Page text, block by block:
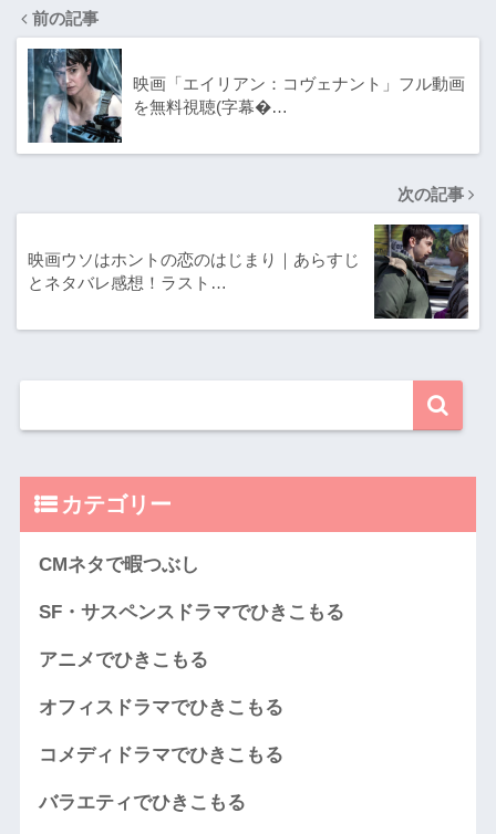
前の記事
映画「エイリアン：コヴェナント」フル動画
を無料視聴(字幕�…
次の記事
映画ウソはホントの恋のはじまり｜あらすじ
とネタバレ感想！ラスト…
カテゴリー
CMネタで暇つぶし
SF・サスペンスドラマでひきこもる
アニメでひきこもる
オフィスドラマでひきこもる
コメディドラマでひきこもる
バラエティでひきこもる